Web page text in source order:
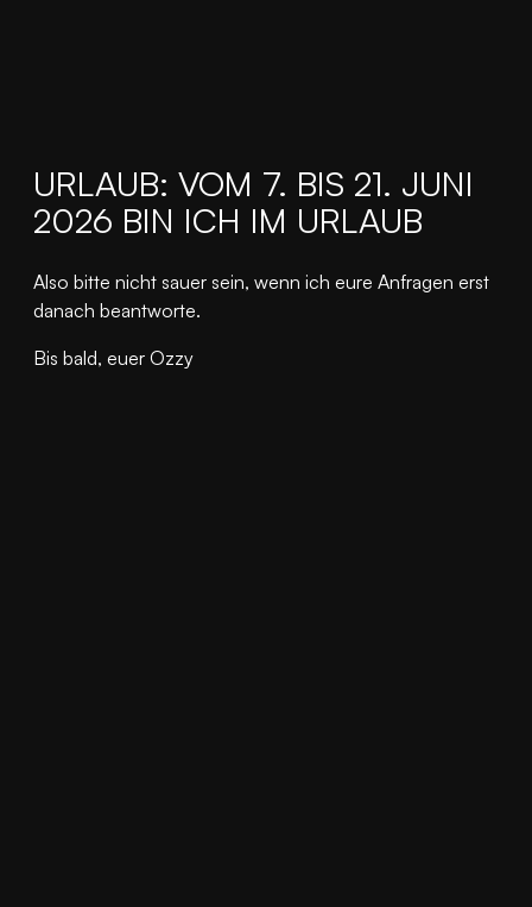
URLAUB: VOM 7. BIS 21. JUNI
2026 BIN ICH IM URLAUB
Also bitte nicht sauer sein, wenn ich eure Anfragen erst
danach beantworte.
Bis bald, euer Ozzy